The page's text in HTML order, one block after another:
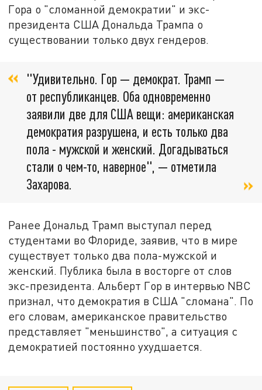
Гора о "сломанной демократии" и экс-
президента США Дональда Трампа о
существовании только двух гендеров.
"Удивительно. Гор — демократ. Трамп —
от республиканцев. Оба одновременно
заявили две для США вещи: американская
демократия разрушена, и есть только два
пола - мужской и женский. Догадываться
стали о чем-то, наверное", — отметила
Захарова.
Ранее Дональд Трамп выступал перед
студентами во Флориде, заявив, что в мире
существует только два пола-мужской и
женский. Публика была в восторге от слов
экс-президента. Альберт Гор в интервью NBC
признал, что демократия в США "сломана". По
его словам, американское правительство
представляет "меньшинство", а ситуация с
демократией постоянно ухудшается.